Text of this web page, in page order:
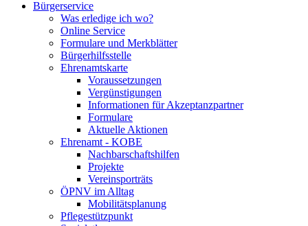
Bürgerservice
Was erledige ich wo?
Online Service
Formulare und Merkblätter
Bürgerhilfsstelle
Ehrenamtskarte
Voraussetzungen
Vergünstigungen
Informationen für Akzeptanzpartner
Formulare
Aktuelle Aktionen
Ehrenamt - KOBE
Nachbarschaftshilfen
Projekte
Vereinsporträts
ÖPNV im Alltag
Mobilitätsplanung
Pflegestützpunkt